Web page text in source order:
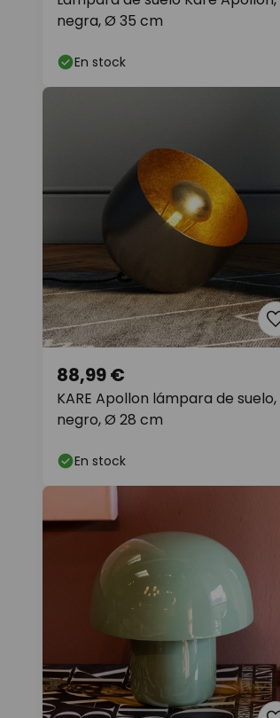
negra, Ø 35 cm
En stock
KARE Apollon lámpara de suelo,
negro, Ø 28 cm
88,99 €
En stock